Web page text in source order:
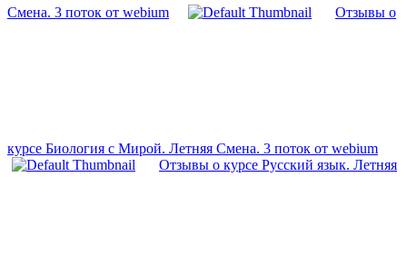
Смена. 3 поток от webium Отзывы о
курсе Биология с Мирой. Летняя Смена. 3 поток от webium
Отзывы о курсе Русский язык. Летняя